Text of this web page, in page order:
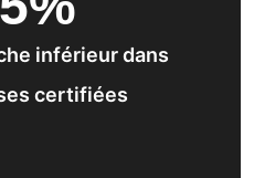
inférieur dans
certifiées